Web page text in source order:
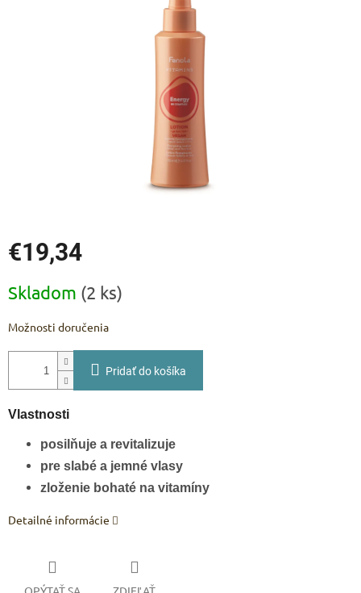
€19,34
cena:
Skladom (2 ks)
Možnosti doručenia
Pridať do košíka
Vlastnosti
posilňuje a revitalizuje
pre slabé a jemné vlasy
zloženie bohaté na vitamíny
Detailné informácie